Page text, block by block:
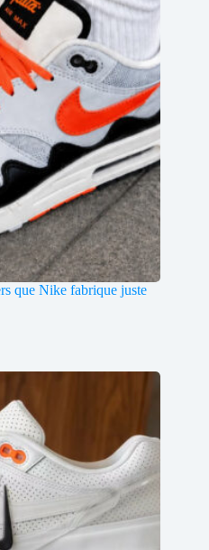
que Nike fabrique juste